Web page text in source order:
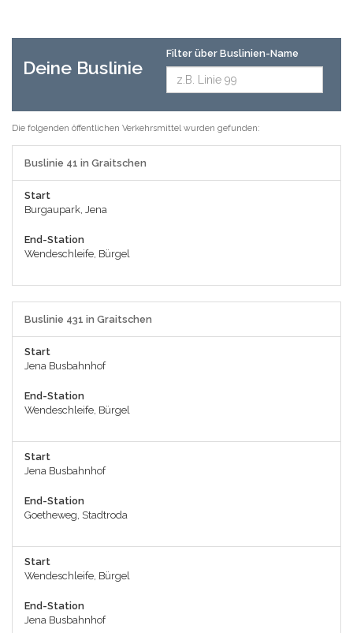
Deine Buslinie
Filter über Buslinien-Name
Die folgenden öffentlichen Verkehrsmittel wurden gefunden:
Buslinie 41 in Graitschen
Start
Burgaupark, Jena
End-Station
Wendeschleife, Bürgel
Buslinie 431 in Graitschen
Start
Jena Busbahnhof
End-Station
Wendeschleife, Bürgel
Start
Jena Busbahnhof
End-Station
Goetheweg, Stadtroda
Start
Wendeschleife, Bürgel
End-Station
Jena Busbahnhof